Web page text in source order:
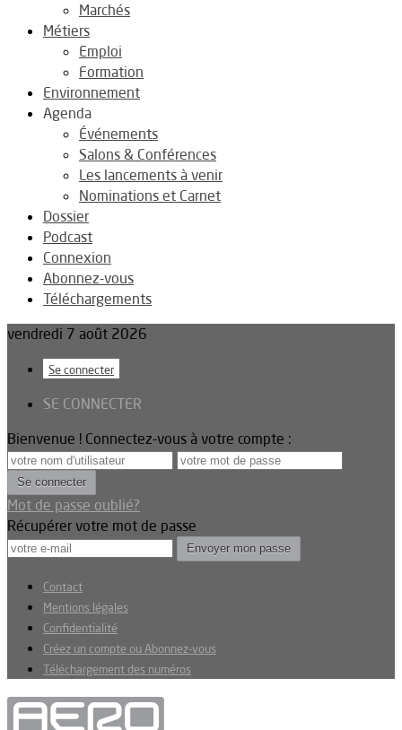
Marchés
Métiers
Emploi
Formation
Environnement
Agenda
Événements
Salons & Conférences
Les lancements à venir
Nominations et Carnet
Dossier
Podcast
Connexion
Abonnez-vous
Téléchargements
vendredi 7 août 2026
Se connecter
SE CONNECTER
Bienvenue ! Connectez-vous à votre compte :
Mot de passe oublié?
Récupérer votre mot de passe
Contact
Mentions légales
Confidentialité
Créez un compte ou Abonnez-vous
Téléchargement des numéros